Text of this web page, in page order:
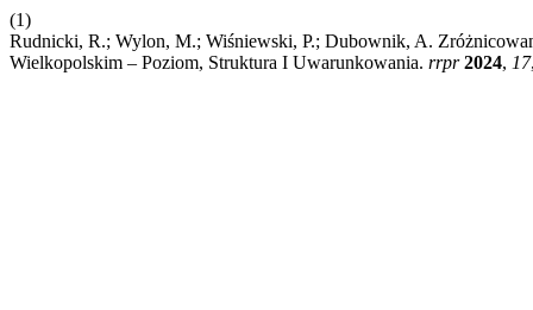
(1)
Rudnicki, R.; Wylon, M.; Wiśniewski, P.; Dubownik, A.
Wielkopolskim – Poziom, Struktura I Uwarunkowania. rrpr 2024, 17